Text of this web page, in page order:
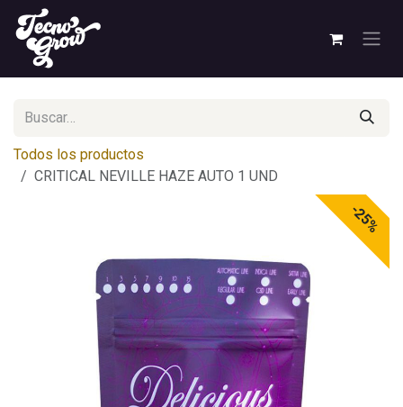
Ir al contenido
Todos los productos
CRITICAL NEVILLE HAZE AUTO 1 UND
-25%